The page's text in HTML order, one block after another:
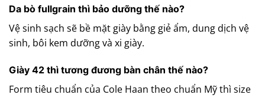
Da bò fullgrain thì bảo dưỡng thế nào?
Vệ sinh sạch sẽ bề mặt giày bằng giẻ ẩm, dung dịch vệ
sinh, bôi kem dưỡng và xi giày.
Giày 42 thì tương đương bàn chân thế nào?
Form tiêu chuẩn của Cole Haan theo chuẩn Mỹ thì size